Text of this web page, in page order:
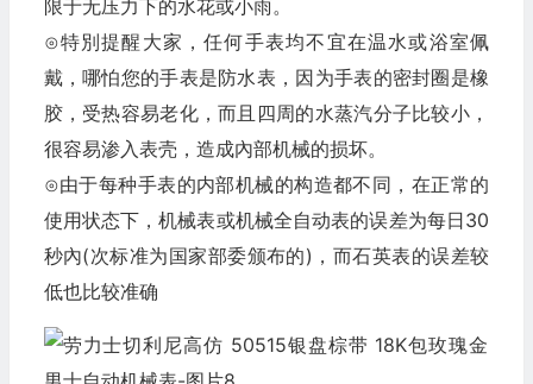
限于无压力下的水花或小雨。
⊙特別提醒大家，任何手表均不宜在温水或浴室佩
戴，哪怕您的手表是防水表，因为手表的密封圈是橡
胶，受热容易老化，而且四周的水蒸汽分子比较小，
很容易渗入表壳，造成內部机械的损坏。
⊙由于每种手表的内部机械的构造都不同，在正常的
使用状态下，机械表或机械全自动表的误差为每日30
秒內(次标准为国家部委颁布的)，而石英表的误差较
低也比较准确